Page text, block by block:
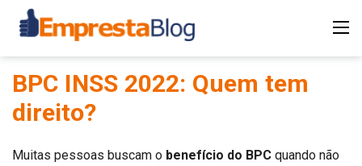
BPC INSS 2022: Quem tem
direito?
Muitas pessoas buscam o benefício do BPC quando não